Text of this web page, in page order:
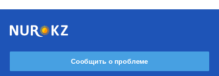
Сообщить о проблеме